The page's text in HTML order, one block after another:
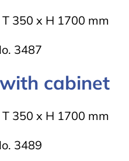
350 x H 1700 mm
3487
cabinet
350 x H 1700 mm
3489